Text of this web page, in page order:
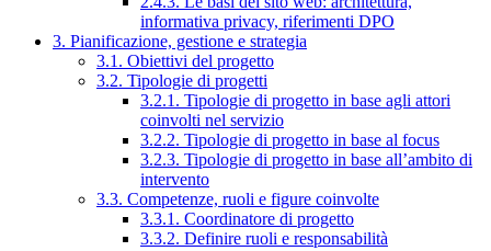
informativa privacy, riferimenti DPO
3. Pianificazione, gestione e strategia
3.1. Obiettivi del progetto
3.2. Tipologie di progetti
3.2.1. Tipologie di progetto in base agli attori
coinvolti nel servizio
3.2.2. Tipologie di progetto in base al focus
3.2.3. Tipologie di progetto in base all’ambito di
intervento
3.3. Competenze, ruoli e figure coinvolte
3.3.1. Coordinatore di progetto
3.3.2. Definire ruoli e responsabilità